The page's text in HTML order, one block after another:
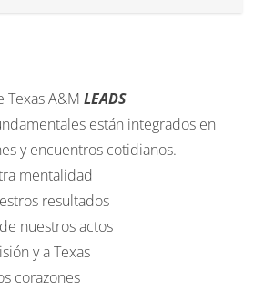
Texas A&M LEADS
están integrados en
y encuentros cotidianos.
mentalidad
resultados
de nuestros actos
y a Texas
corazones